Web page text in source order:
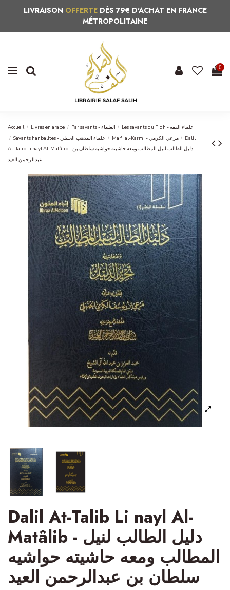
LIVRAISON OFFERTEDÈS 79€ D'ACHAT EN FRANCE
MÉTROPOLITAINE
0
Accueil Livres en arabe Par savants - العلماء
Les savants du Fiqh - علماء الفقه
Savants hanbalites - علماء المذهب الحنبلي
Mar'i al-Karmi - مرعي الكرمي
Dalil
At-Talib Li nayl Al-Matâlib - دليل الطالب لنيل المطالب ومعه حاشيته حواشيه سلطان بن
عبدالرحمن العيد
Dalil At-Talib Li nayl Al-
Matâlib - دليل الطالب لنيل
المطالب ومعه حاشيته حواشيه
سلطان بن عبدالرحمن العيد